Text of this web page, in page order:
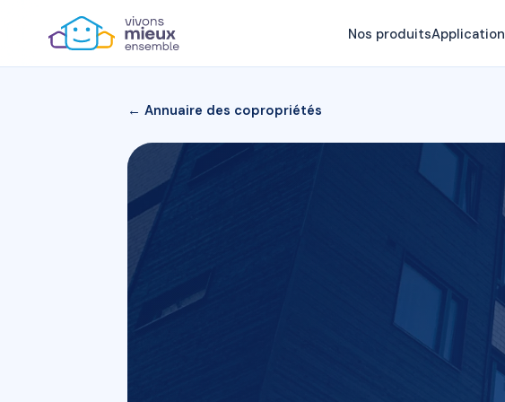
Nos produitsApplication
← Annuaire des copropriétés